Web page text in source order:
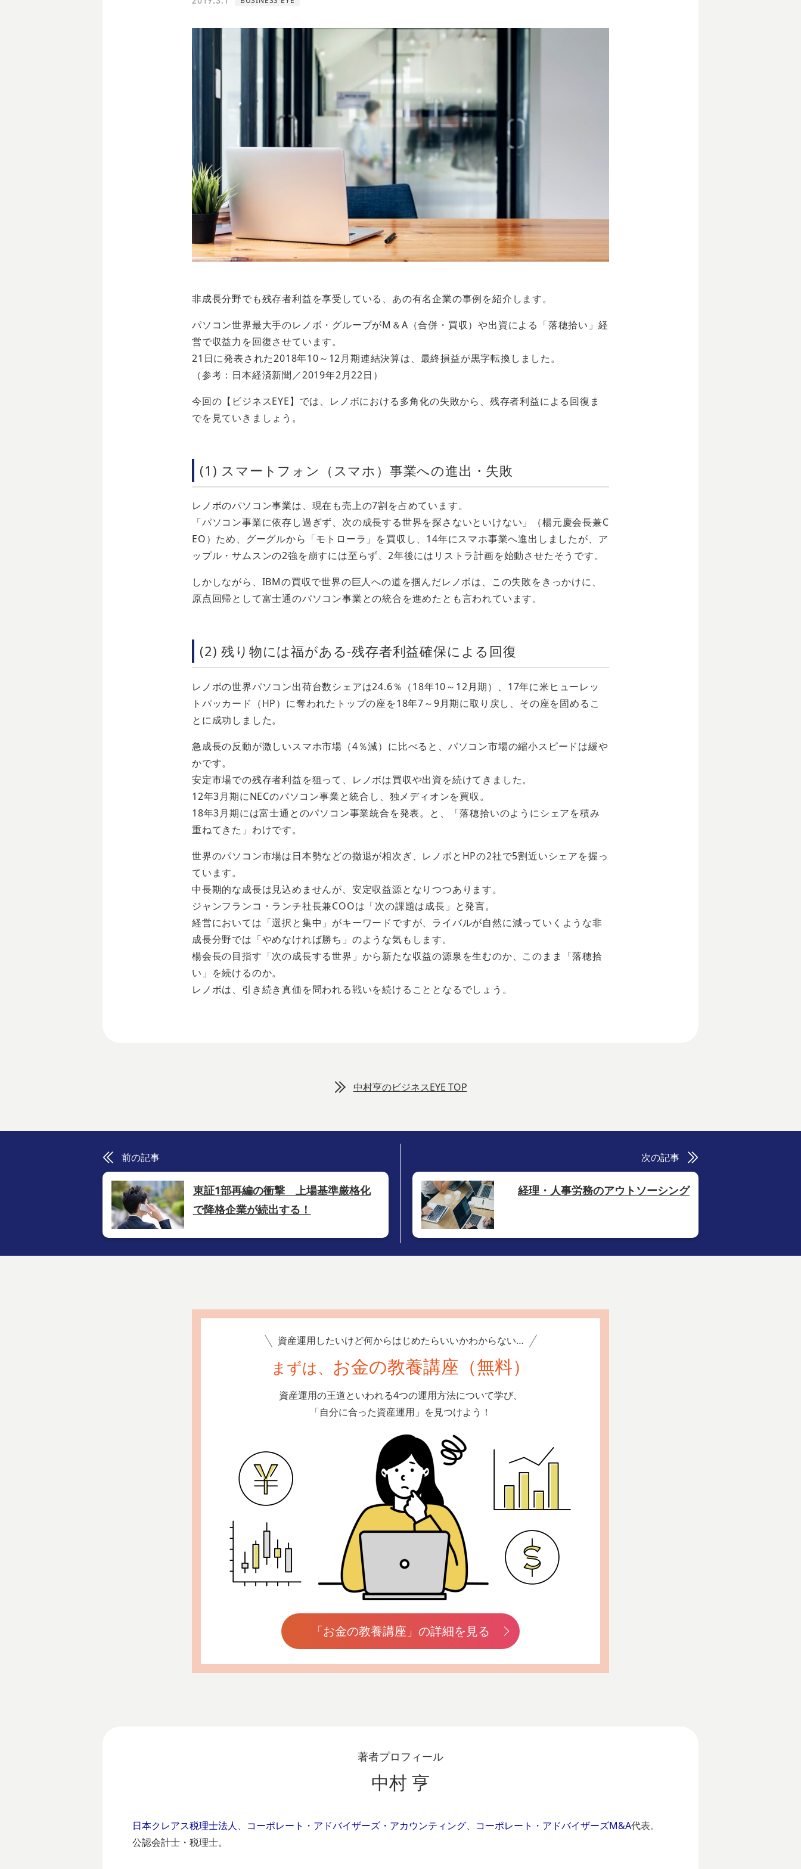
非成長分野でも残存者利益を享受している、あの有名企業の事例を紹介します。
パソコン世界最大手のレノボ・グループがM＆A（合併・買収）や出資による「落穂拾い」経
営で収益力を回復させています。
21日に発表された2018年10～12月期連結決算は、最終損益が黒字転換しました。
（参考：日本経済新聞／2019年2月22日）
今回の【ビジネスEYE】では、レノボにおける多角化の失敗から、残存者利益による回復ま
でを見ていきましょう。
(1) スマートフォン（スマホ）事業への進出・失敗
レノボのパソコン事業は、現在も売上の7割を占めています。
「パソコン事業に依存し過ぎず、次の成長する世界を探さないといけない」（楊元慶会長兼C
EO）ため、グーグルから「モトローラ」を買収し、14年にスマホ事業へ進出しましたが、ア
ップル・サムスンの2強を崩すには至らず、2年後にはリストラ計画を始動させたそうです。
しかしながら、IBMの買収で世界の巨人への道を掴んだレノボは、この失敗をきっかけに、
原点回帰として富士通のパソコン事業との統合を進めたとも言われています。
(2) 残り物には福がある-残存者利益確保による回復
レノボの世界パソコン出荷台数シェアは24.6％（18年10～12月期）、17年に米ヒューレッ
トパッカード（HP）に奪われたトップの座を18年7～9月期に取り戻し、その座を固めるこ
とに成功しました。
急成長の反動が激しいスマホ市場（4％減）に比べると、パソコン市場の縮小スピードは緩や
かです。
安定市場での残存者利益を狙って、レノボは買収や出資を続けてきました。
12年3月期にNECのパソコン事業と統合し、独メディオンを買収。
18年3月期には富士通とのパソコン事業統合を発表。と、「落穂拾いのようにシェアを積み
重ねてきた」わけです。
世界のパソコン市場は日本勢などの撤退が相次ぎ、レノボとHPの2社で5割近いシェアを握っ
ています。
中長期的な成長は見込めませんが、安定収益源となりつつあります。
ジャンフランコ・ランチ社長兼COOは「次の課題は成長」と発言。
経営においては「選択と集中」がキーワードですが、ライバルが自然に減っていくような非
成長分野では「やめなければ勝ち」のような気もします。
楊会長の目指す「次の成長する世界」から新たな収益の源泉を生むのか、このまま「落穂拾
い」を続けるのか。
レノボは、引き続き真価を問われる戦いを続けることとなるでしょう。
中村亨のビジネスEYE TOP
前の記事
東証1部再編の衝撃 上場基準厳格化
で降格企業が続出する！
次の記事
経理・人事労務のアウトソーシング
資産運用したいけど何からはじめたらいいかわからない…
まずは、 お金の教養講座（無料）
資産運用の王道といわれる4つの運用方法について学び、
「自分に合った資産運用」を見つけよう！
「お金の教養講座」の詳細を見る
著者プロフィール
中村 亨
日本クレアス税理士法人、 コーポレート・アドバイザーズ・アカウンティング、 コーポレート・アドバイザーズM&A代表。
公認会計士・税理士。